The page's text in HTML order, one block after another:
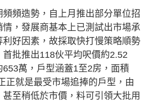
造勢，自上月推出部分單位招
，發展商基本上已測試出市場承
好因素，故採取快打慢策略順勢
批推出118伙平均呎價約2.52
653萬，戶型涵蓋1至2房，面積
正就是最受市場追捧的戶型，由
至稍低於市價，料可引領大批用